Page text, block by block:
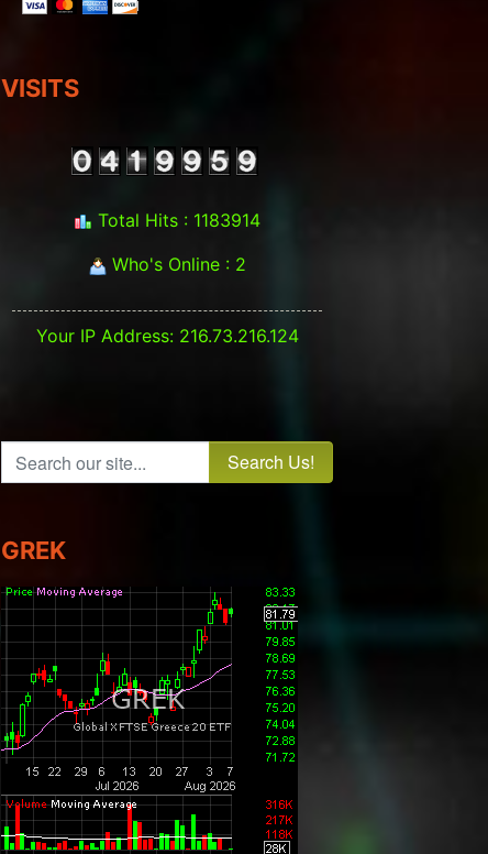
VISITS
Total Hits : 1183914
Who's Online : 2
Your IP Address: 216.73.216.124
Search our site...
GREK